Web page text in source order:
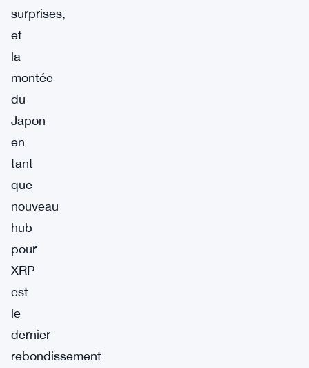
surprises,
et
la
montée
du
Japon
en
tant
que
nouveau
hub
pour
XRP
est
le
dernier
rebondissement